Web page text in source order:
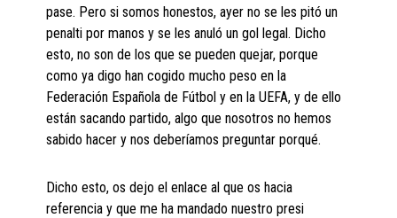
pase. Pero si somos honestos, ayer no se les pitó un
penalti por manos y se les anuló un gol legal. Dicho
esto, no son de los que se pueden quejar, porque
como ya digo han cogido mucho peso en la
Federación Española de Fútbol y en la UEFA, y de ello
están sacando partido, algo que nosotros no hemos
sabido hacer y nos deberíamos preguntar porqué.
Dicho esto, os dejo el enlace al que os hacia
referencia y que me ha mandado nuestro presi